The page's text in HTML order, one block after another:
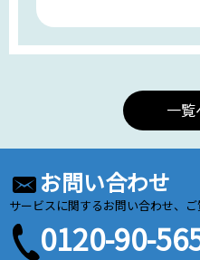
一覧
お問い合わせ
サービスに関するお問い合わせ、
0120-90-